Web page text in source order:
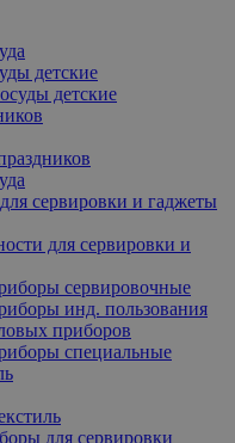
детские
детские
сервировки и гаджеты
для сервировки и
сервировочные
инд. пользования
приборов
специальные
для сервировки